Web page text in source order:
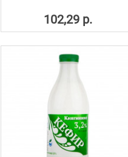
102,29 р.